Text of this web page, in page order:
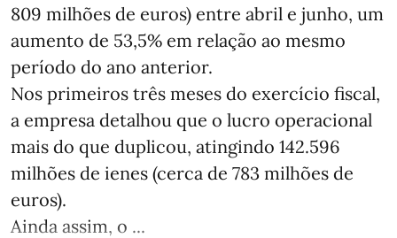
809 milhões de euros) entre abril e junho, um
aumento de 53,5% em relação ao mesmo
período do ano anterior.
Nos primeiros três meses do exercício fiscal,
a empresa detalhou que o lucro operacional
mais do que duplicou, atingindo 142.596
milhões de ienes (cerca de 783 milhões de
euros).
Ainda assim, o ...